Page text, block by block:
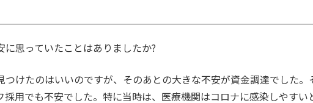
に思っていたことはありましたか?
つけたのはいいのですが、そのあとの大きな不安が資金調達でした
採用でも不安でした。特に当時は、医療機関はコロナに感染しやす